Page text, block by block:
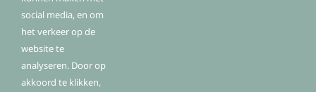
Onze medewerkers
De praktijk
Klachtenregeling
social media, en om
het verkeer op de
website te
analyseren. Door op
akkoord te klikken,